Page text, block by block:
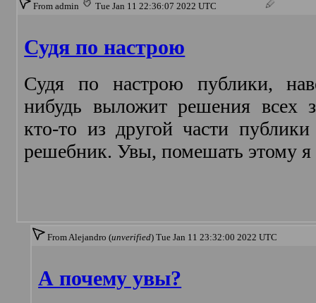
From admin Tue Jan 11 22:36:07 2022 UTC
Судя по настрою
Судя по настрою публики,
нибудь выложит решения всех
кто-то из другой части публики
решебник. Увы, помешать этому я
From Alejandro (unverified) Tue Jan 11 23:32:00 2022 UTC
А почему увы?